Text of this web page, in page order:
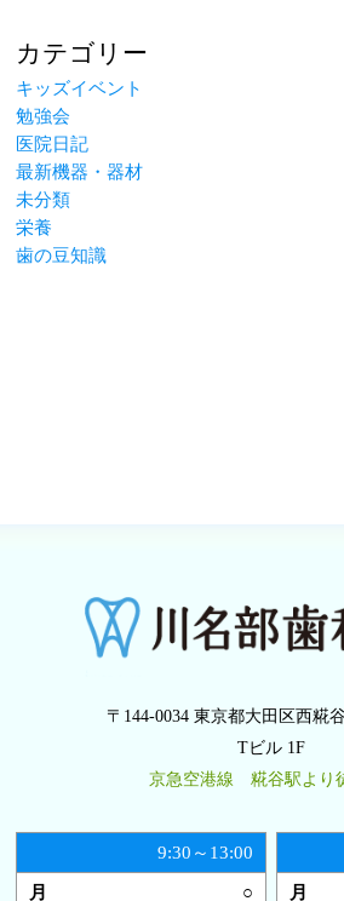
カテゴリー
キッズイベント
勉強会
医院日記
最新機器・器材
未分類
栄養
歯の豆知識
〒144-0034 東京都大田区西糀
Tビル 1F
京急空港線 糀谷駅より
9:30～13:00
○